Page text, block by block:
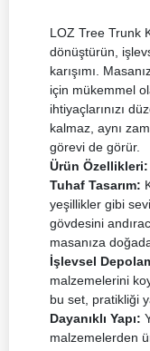
LOZ Tree Trunk
dönüştürün,
karışımı.
için mükemmel
ihtiyaçlarınızı
kalmaz, aynı
görevi de görür.
Ürün Özellikleri:
Tuhaf Tasarım:
yeşillikler gibi
gövdesini
masanıza
İşlevsel
malzemelerini
bu set, pratikliği
Dayanıklı Yapı:
malzemelerden